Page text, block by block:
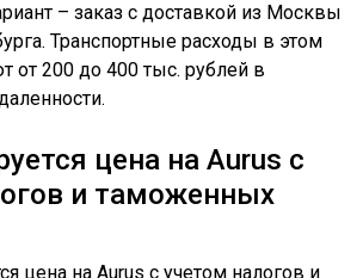
– заказ с доставкой из Москвы
Транспортные расходы в этом
от 200 до 400 тыс. рублей в
цена на Aurus с
и таможенных